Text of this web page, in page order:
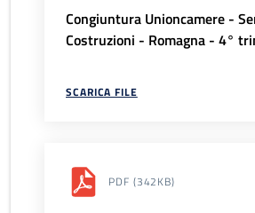
Congiuntura Unioncamere -
Costruzioni - Romagna - 4°
SCARICA FILE
PDF (342KB)